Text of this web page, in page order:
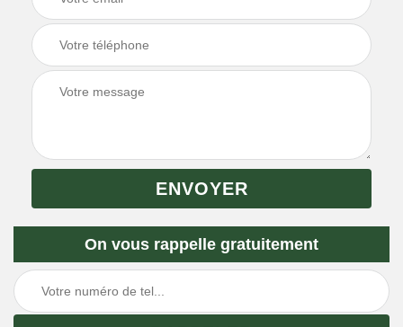
On vous rappelle gratuitement